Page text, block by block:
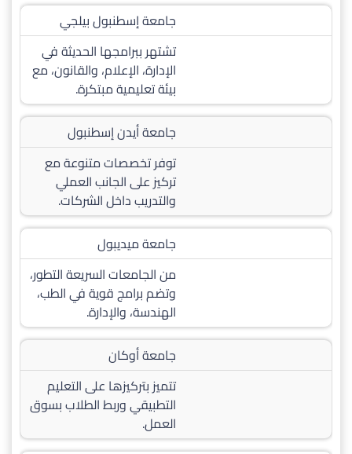
جامعة إسطنبول بيلجي
تشتهر ببرامجها الحديثة في
الإدارة، الإعلام، والقانون، مع
بيئة تعليمية مبتكرة.
جامعة أيدن إسطنبول
توفر تخصصات متنوعة مع
تركيز على الجانب العملي
والتدريب داخل الشركات.
جامعة ميديبول
من الجامعات السريعة التطور،
وتضم برامج قوية في الطب،
الهندسة، والإدارة.
جامعة أوكان
تتميز بتركيزها على التعليم
التطبيقي وربط الطلاب بسوق
العمل.